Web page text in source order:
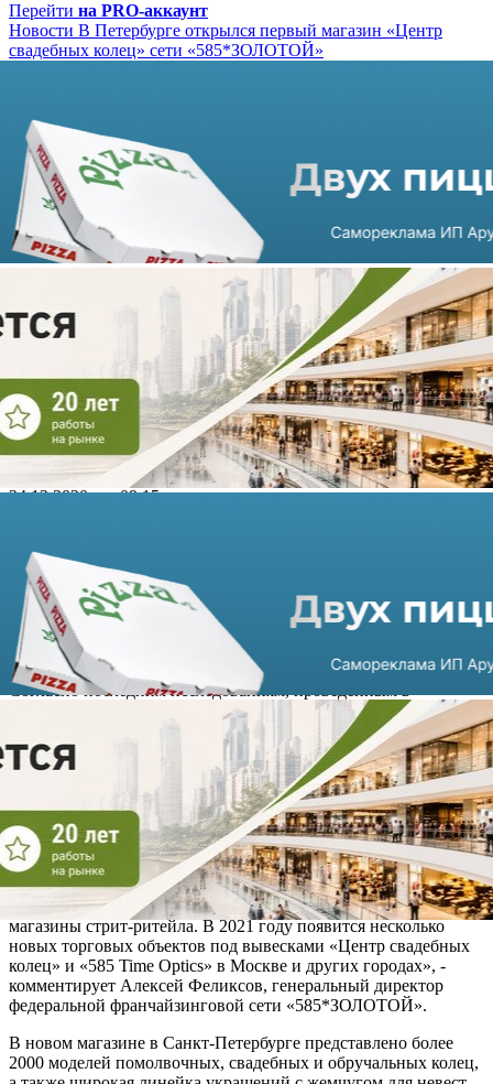
Перейти на PRO-аккаунт
Новости В Петербурге открылся первый магазин «Центр
свадебных колец» сети «585*ЗОЛОТОЙ»
В Петербурге открылся
первый магазин «Центр
свадебных колец» сети
«585*ЗОЛОТОЙ»
24.12.2020 г. в 09:15
«Центр свадебных колец» сети «585*ЗОЛОТОЙ». Это уже 11
магазин такого формата, который успешно развивает
ювелирная сеть.
Сегодня «Центры свадебных колец» работают в 10 городах
страны – в Новосибирске, Барнауле, Краснодаре и других.
Согласно последним исследованиям, проведенным в
компании в 2020 году, продажи свадебных золотых колец в
магазинах сети выросли на 25% по отношению к прошлому
году. Это говорит об устойчивом росте и интересе клиентов к
таким товарам.
«Уже несколько лет мы развиваем форматы «Kids» (украшения
для детей) и «Style & Serebro» (серебряные изделия). Они
представлены островами в торговых центрах или зонами
shop-in-shop. На них мы протестировали, насколько
успешными могут быть такие узкоспециализированные
торговые объекты. Теперь начали открывать полноценные
магазины стрит-ритейла. В 2021 году появится несколько
новых торговых объектов под вывесками «Центр свадебных
колец» и «585 Time Optics» в Москве и других городах», -
комментирует Алексей Феликсов, генеральный директор
федеральной франчайзинговой сети «585*ЗОЛОТОЙ».
В новом магазине в Санкт-Петербурге представлено более
2000 моделей помолвочных, свадебных и обручальных колец,
а также широкая линейка украшений с жемчугом для невест.